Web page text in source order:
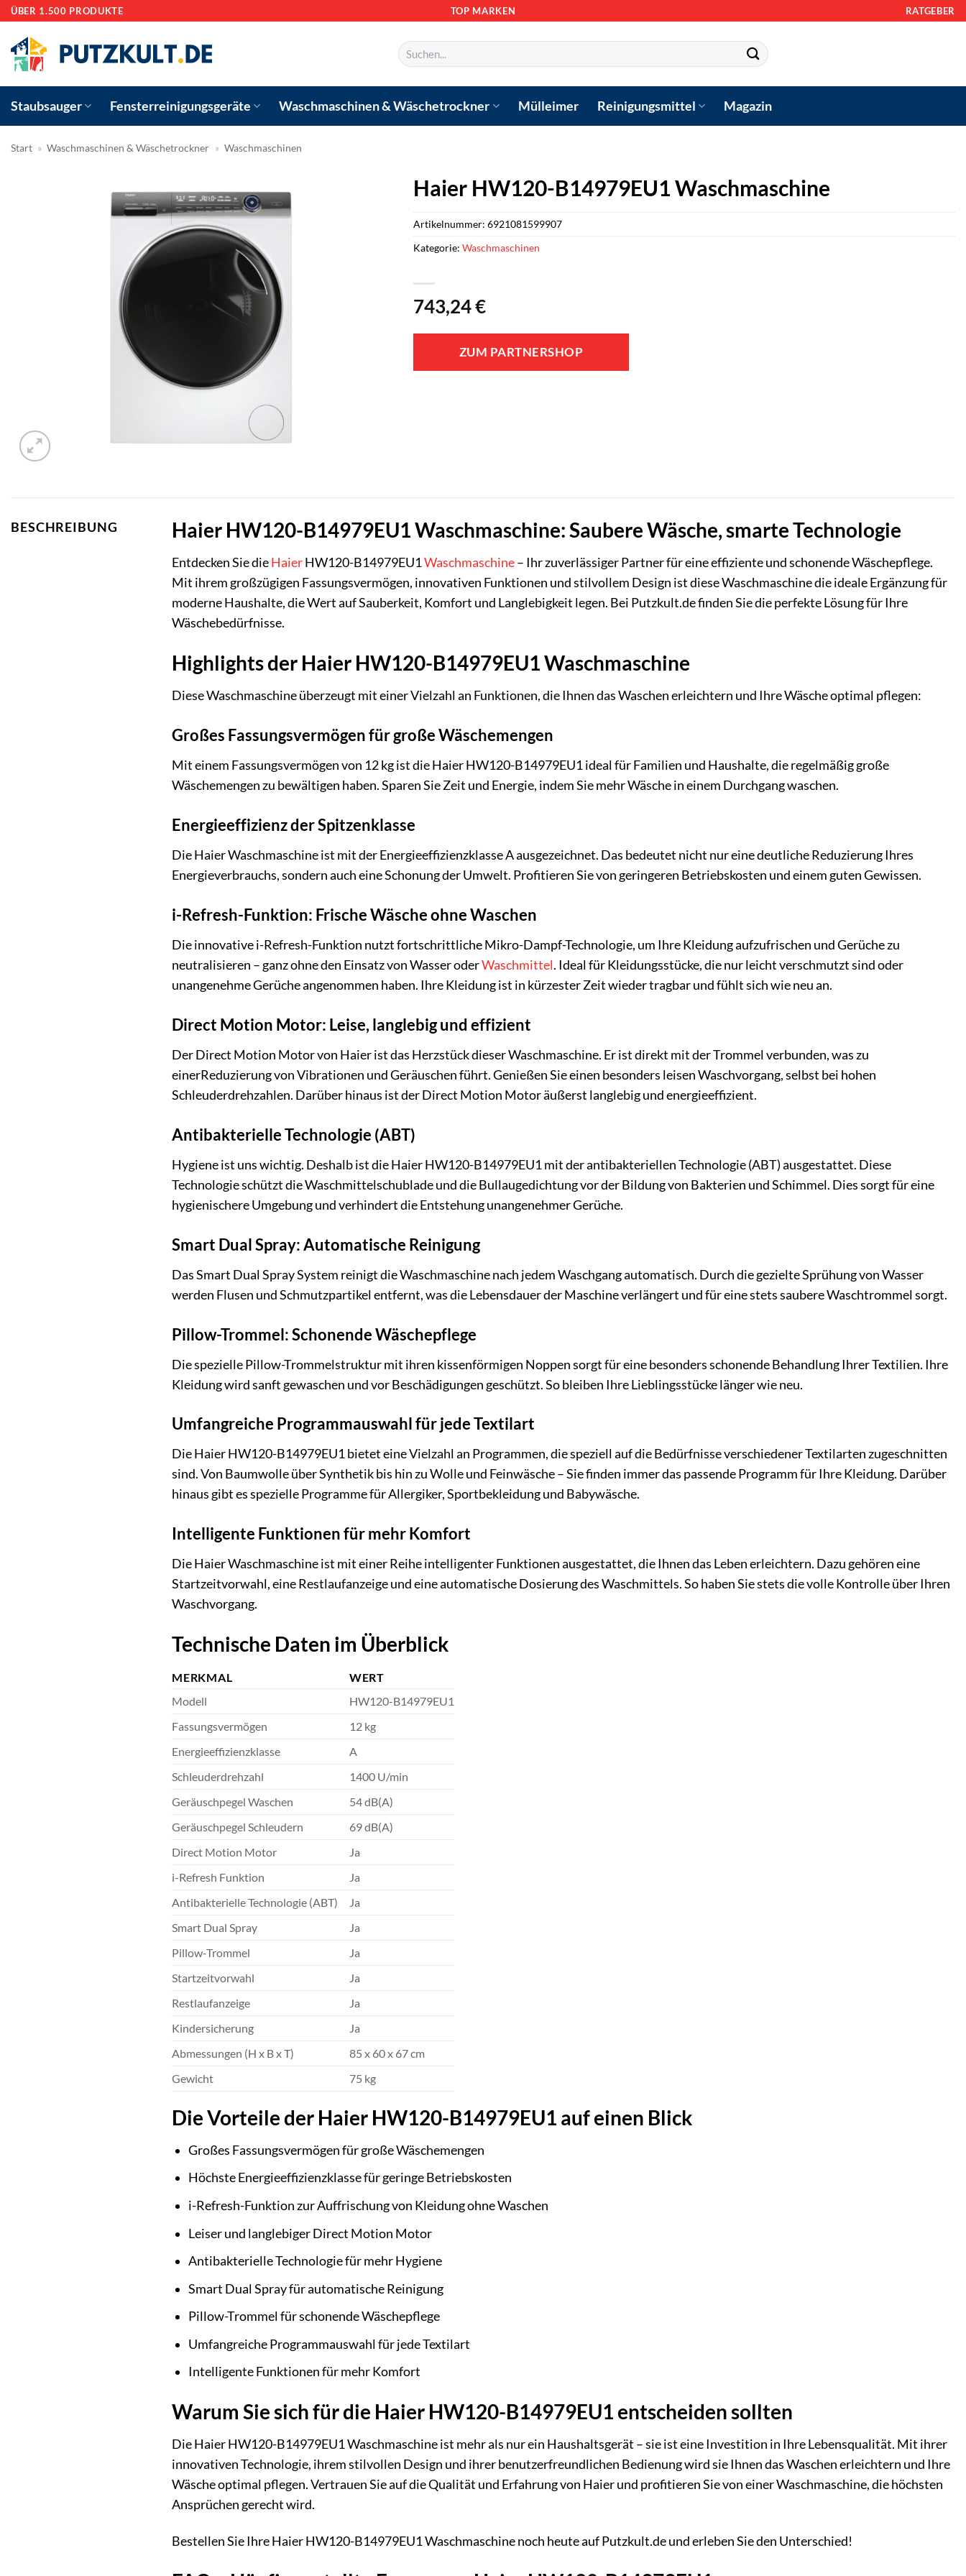
Zum
springen
ÜBER 1.500 PRODUKTE TOP MARKEN RATGEBER
Suchen
nach:
Staubsauger Fensterreinigungsgeräte Waschmaschinen & Wäschetrockner Mülleimer Reinigungsmittel Magazin
Start » Waschmaschinen & Wäschetrockner » Waschmaschinen
Haier HW120-B14979EU1 Waschmaschine
743,24€
ZUM PARTNERSHOP
Artikelnummer: 6921081599907
Kategorie: Waschmaschinen
BESCHREIBUNG Haier HW120-B14979EU1 Waschmaschine: Saubere Wäsche, smarte Technologie
Entdecken Sie dieHaierHW120-B14979EU1Waschmaschine– Ihr zuverlässiger Partner für eine effiziente und schonende Wäschepflege.
Mit ihrem großzügigen Fassungsvermögen, innovativen Funktionen und stilvollem Design ist diese Waschmaschine die ideale Ergänzung für
moderne Haushalte, die Wert auf Sauberkeit, Komfort und Langlebigkeit legen. Bei Putzkult.de finden Sie die perfekte Lösung für Ihre
Wäschebedürfnisse.
Highlights der Haier HW120-B14979EU1 Waschmaschine
Diese Waschmaschine überzeugt mit einer Vielzahl an Funktionen, die Ihnen das Waschen erleichtern und Ihre Wäsche optimal pflegen:
Großes Fassungsvermögen für große Wäschemengen
Mit einem Fassungsvermögen von 12 kg ist die Haier HW120-B14979EU1 ideal für Familien und Haushalte, die regelmäßig große
Wäschemengen zu bewältigen haben. Sparen Sie Zeit und Energie, indem Sie mehr Wäsche in einem Durchgang waschen.
Energieeffizienz der Spitzenklasse
Die Haier Waschmaschine ist mit der Energieeffizienzklasse A ausgezeichnet. Das bedeutet nicht nur eine deutliche Reduzierung Ihres
Energieverbrauchs, sondern auch eine Schonung der Umwelt. Profitieren Sie von geringeren Betriebskosten und einem guten Gewissen.
i-Refresh-Funktion: Frische Wäsche ohne Waschen
Die innovative i-Refresh-Funktion nutzt fortschrittliche Mikro-Dampf-Technologie, um Ihre Kleidung aufzufrischen und Gerüche zu
neutralisieren – ganz ohne den Einsatz von Wasser oderWaschmittel. Ideal für Kleidungsstücke, die nur leicht verschmutzt sind oder
unangenehme Gerüche angenommen haben. Ihre Kleidung ist in kürzester Zeit wieder tragbar und fühlt sich wie neu an.
Direct Motion Motor: Leise, langlebig und effizient
Der Direct Motion Motor von Haier ist das Herzstück dieser Waschmaschine. Er ist direkt mit der Trommel verbunden, was zu
einerReduzierung von Vibrationen und Geräuschen führt. Genießen Sie einen besonders leisen Waschvorgang, selbst bei hohen
Schleuderdrehzahlen. Darüber hinaus ist der Direct Motion Motor äußerst langlebig und energieeffizient.
Antibakterielle Technologie (ABT)
Hygiene ist uns wichtig. Deshalb ist die Haier HW120-B14979EU1 mit der antibakteriellen Technologie (ABT) ausgestattet. Diese
Technologie schützt die Waschmittelschublade und die Bullaugedichtung vor der Bildung von Bakterien und Schimmel. Dies sorgt für eine
hygienischere Umgebung und verhindert die Entstehung unangenehmer Gerüche.
Smart Dual Spray: Automatische Reinigung
Das Smart Dual Spray System reinigt die Waschmaschine nach jedem Waschgang automatisch. Durch die gezielte Sprühung von Wasser
werden Flusen und Schmutzpartikel entfernt, was die Lebensdauer der Maschine verlängert und für eine stets saubere Waschtrommel sorgt.
Pillow-Trommel: Schonende Wäschepflege
Die spezielle Pillow-Trommelstruktur mit ihren kissenförmigen Noppen sorgt für eine besonders schonende Behandlung Ihrer Textilien. Ihre
Kleidung wird sanft gewaschen und vor Beschädigungen geschützt. So bleiben Ihre Lieblingsstücke länger wie neu.
Umfangreiche Programmauswahl für jede Textilart
Die Haier HW120-B14979EU1 bietet eine Vielzahl an Programmen, die speziell auf die Bedürfnisse verschiedener Textilarten zugeschnitten
sind. Von Baumwolle über Synthetik bis hin zu Wolle und Feinwäsche – Sie finden immer das passende Programm für Ihre Kleidung. Darüber
hinaus gibt es spezielle Programme für Allergiker, Sportbekleidung und Babywäsche.
Intelligente Funktionen für mehr Komfort
Die Haier Waschmaschine ist mit einer Reihe intelligenter Funktionen ausgestattet, die Ihnen das Leben erleichtern. Dazu gehören eine
Startzeitvorwahl, eine Restlaufanzeige und eine automatische Dosierung des Waschmittels. So haben Sie stets die volle Kontrolle über Ihren
Waschvorgang.
Technische Daten im Überblick
MERKMAL
WERT
Modell
HW120-B14979EU1
Fassungsvermögen
12 kg
Energieeffizienzklasse
A
Schleuderdrehzahl
1400 U/min
Geräuschpegel Waschen
54 dB(A)
Geräuschpegel Schleudern
69 dB(A)
Direct Motion Motor
Ja
i-Refresh Funktion
Ja
Antibakterielle Technologie (ABT)
Ja
Smart Dual Spray
Ja
Pillow-Trommel
Ja
Startzeitvorwahl
Ja
Restlaufanzeige
Ja
Kindersicherung
Ja
Abmessungen (H x B x T)
85 x 60 x 67 cm
Gewicht
75 kg
Die Vorteile der Haier HW120-B14979EU1 auf einen Blick
Großes Fassungsvermögen für große Wäschemengen
Höchste Energieeffizienzklasse für geringe Betriebskosten
i-Refresh-Funktion zur Auffrischung von Kleidung ohne Waschen
Leiser und langlebiger Direct Motion Motor
Antibakterielle Technologie für mehr Hygiene
Smart Dual Spray für automatische Reinigung
Pillow-Trommel für schonende Wäschepflege
Umfangreiche Programmauswahl für jede Textilart
Intelligente Funktionen für mehr Komfort
Warum Sie sich für die Haier HW120-B14979EU1 entscheiden sollten
Die Haier HW120-B14979EU1 Waschmaschine ist mehr als nur ein Haushaltsgerät – sie ist eine Investition in Ihre Lebensqualität. Mit ihrer
innovativen Technologie, ihrem stilvollen Design und ihrer benutzerfreundlichen Bedienung wird sie Ihnen das Waschen erleichtern und Ihre
Wäsche optimal pflegen. Vertrauen Sie auf die Qualität und Erfahrung von Haier und profitieren Sie von einer Waschmaschine, die höchsten
Ansprüchen gerecht wird.
Bestellen Sie Ihre Haier HW120-B14979EU1 Waschmaschine noch heute auf Putzkult.de und erleben Sie den Unterschied!